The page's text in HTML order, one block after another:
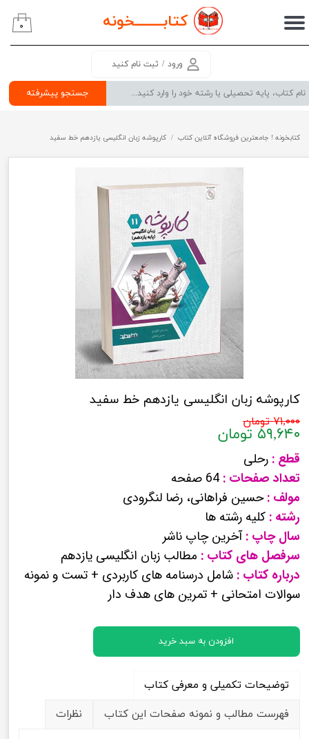
کتابــــــــخونه
جستجو پیشرفته
ورود / ثبت نام کنید
حساب کاربری من
سفارشات
۰
کتابخونه ! جامعترین فروشگاه آنلاین کتاب کارپوشه زبان انگلیسی یازدهم خط سفید
کارپوشه زبان انگلیسی یازدهم خط سفید
۷۱,۰۰۰ تومان
۵۹,۶۴۰ تومان
قطع : رحلی
تعداد صفحات : 64 صفحه
مولف :حسین فراهانی، رضا لنگرودی
رشته : کلیه رشته ها
سال چاپ :آخرین چاپ ناشر
سرفصل های کتاب : مطالب زبان انگلیسی یازدهم
درباره کتاب : شامل درسنامه های کاربردی + تست و نمونه
سوالات امتحانی + تمرین های هدف دار
افزودن به سبد خرید
توضیحات تکمیلی و معرفی کتاب
فهرست مطالب و نمونه صفحات این کتاب
نظرات